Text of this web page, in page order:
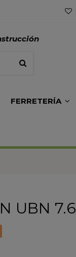
FERRETERÍA
UBN